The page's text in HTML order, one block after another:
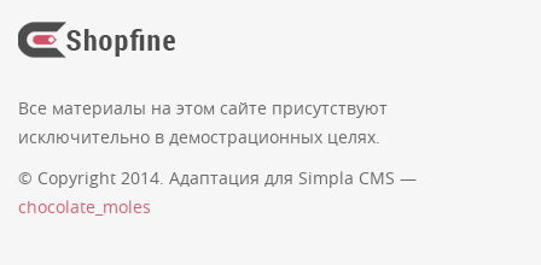
Все материалы на этом сайте присутствуют
исключительно в демострационных целях.
© Copyright 2014. Адаптация для Simpla CMS —
chocolate_moles